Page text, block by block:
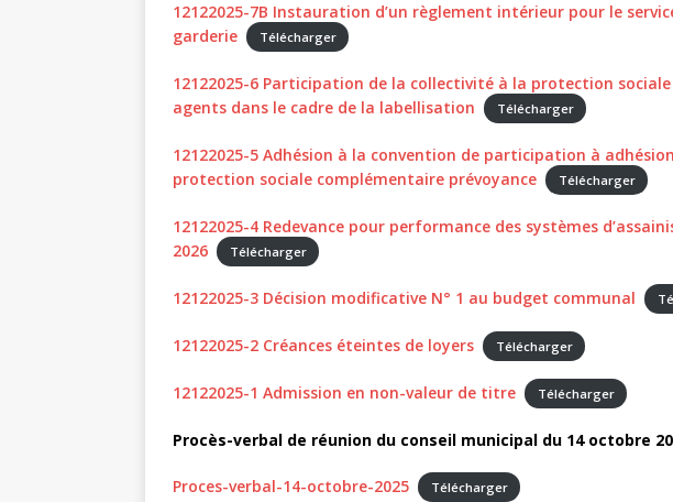
12122025-7B Instauration d’un règlement intérieur pour le
garderie
Télécharger
12122025-6 Participation de la collectivité à la protection
agents dans le cadre de la labellisation
Télécharger
12122025-5 Adhésion à la convention de participation à
protection sociale complémentaire prévoyance
Télécharger
12122025-4 Redevance pour performance des systèmes
2026
Télécharger
12122025-3 Décision modificative N° 1 au budget communal
12122025-2 Créances éteintes de loyers Télécharger
12122025-1 Admission en non-valeur de titre Télécharger
Procès-verbal de réunion du conseil municipal du 14 octobre
Proces-verbal-14-octobre-2025 Télécharger